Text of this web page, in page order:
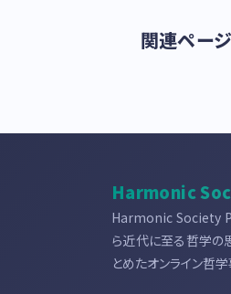
関連ページ
Harmonic
Harmonic Society
ら近代に至る哲学の
とめたオンライン哲